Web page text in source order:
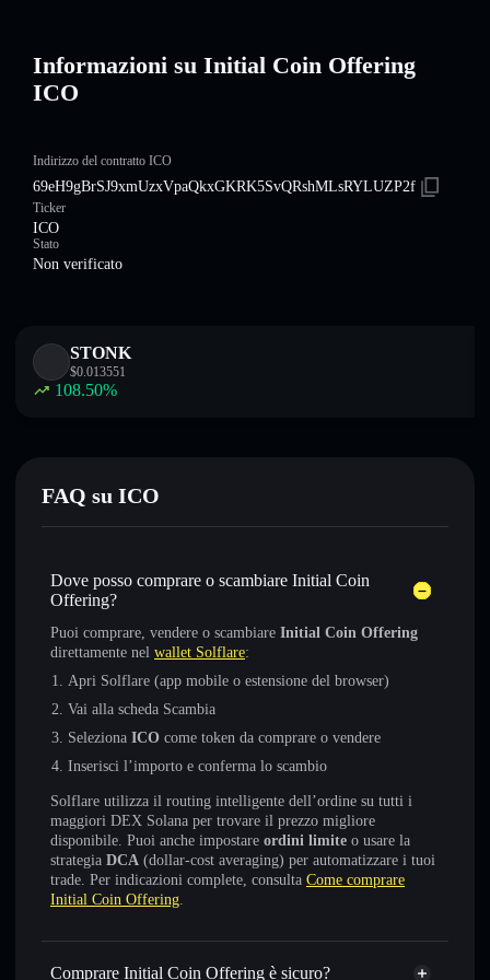
Informazioni su Initial Coin Offering
ICO
Indirizzo del contratto ICO
69eH9gBrSJ9xmUzxVpaQkxGKRK5SvQRshMLsRYLUZP2f
Ticker
ICO
Stato
Non verificato
STONK
$0.013551
108.50%
FAQ su ICO
Dove posso comprare o scambiare Initial Coin
Offering?
Puoi comprare, vendere o scambiare Initial Coin Offering
direttamente nel wallet Solflare:
Apri Solflare (app mobile o estensione del browser)
Vai alla scheda Scambia
Seleziona ICO come token da comprare o vendere
Inserisci l’importo e conferma lo scambio
Solflare utilizza il routing intelligente dell’ordine su tutti i
maggiori DEX Solana per trovare il prezzo migliore
disponibile. Puoi anche impostare ordini limite o usare la
strategia DCA (dollar-cost averaging) per automatizzare i tuoi
trade. Per indicazioni complete, consulta Come comprare
Initial Coin Offering.
Comprare Initial Coin Offering è sicuro?